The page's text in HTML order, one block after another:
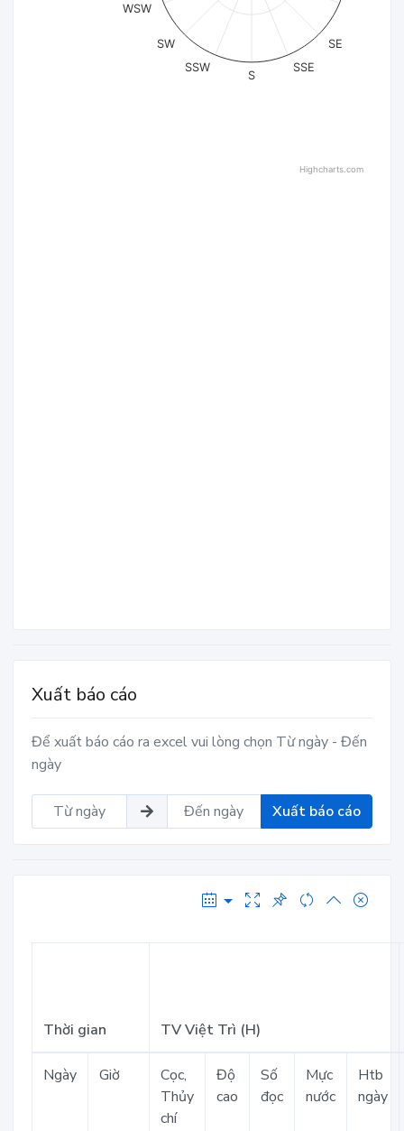
SE
SSE
S
SSW
SW
WSW
Highcharts.com
Xuất báo cáo
Để xuất báo cáo ra excel vui lòng chọn Từ ngày - Đến
ngày
Xuất báo cáo
Thời gian TV Việt Trì (H)
Ngày Giờ
Cọc,
Thủy
chí
Độ
cao
Số
đọc
Mực
nước
Htb
ngày